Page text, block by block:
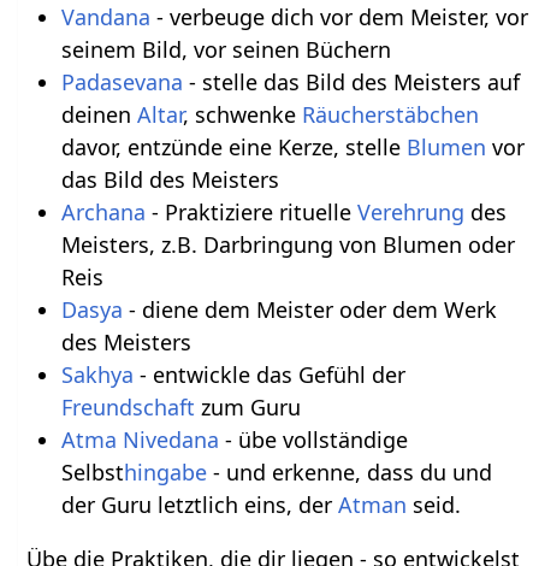
Vandana - verbeuge dich vor dem Meister, vor
seinem Bild, vor seinen Büchern
Padasevana - stelle das Bild des Meisters auf
deinen Altar, schwenke Räucherstäbchen
davor, entzünde eine Kerze, stelle Blumen vor
das Bild des Meisters
Archana - Praktiziere rituelle Verehrung des
Meisters, z.B. Darbringung von Blumen oder
Reis
Dasya - diene dem Meister oder dem Werk
des Meisters
Sakhya - entwickle das Gefühl der
Freundschaft zum Guru
Atma Nivedana - übe vollständige
Selbsthingabe- und erkenne, dass du und
der Guru letztlich eins, der Atman seid.
Übe die Praktiken, die dir liegen - so entwickelst